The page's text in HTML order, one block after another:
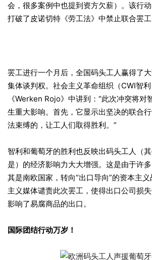
会，很多案例中也提到资方欠薪）。该行
打破了皮诺切特《劳工法》中禁止联合罢工
罢工进行一个月后，全国码头工人赢得了
集体谈判权。社会主义革命组织（CWI智
《Werken Rojo》中讲到：“此次冲突将对
生重大影响。首先，它显示出坚决的联合
法束缚的，让工人们取得胜利。”
智利和葡萄牙的胜利也反映出码头工人（
是）的经济影响力大大增强。这是由于许
其是南欧国家，转向“出口导向”的资本主
主义媒体谴责此次罢工，使得出口公司损
影响了易腐商品的出口。
国际团结行动万岁！